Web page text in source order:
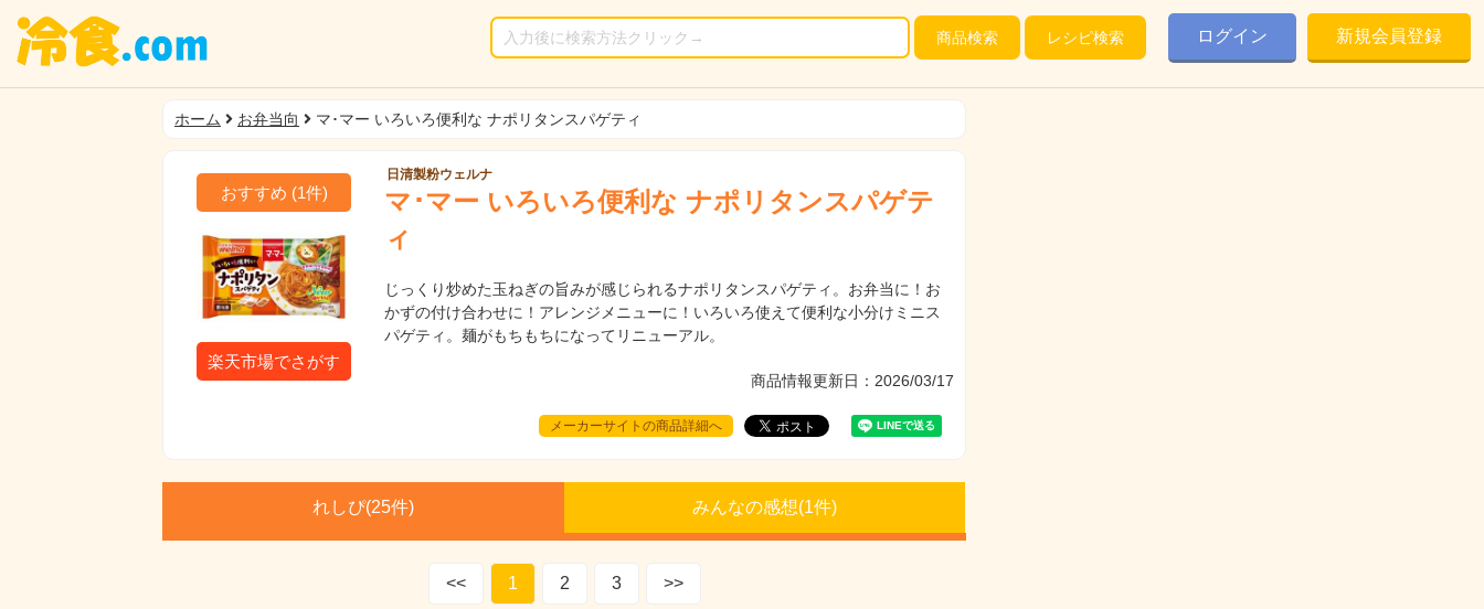
商品検索 レシピ検索 ログイン 新規会員登録
ホーム お弁当向 マ･マー いろいろ便利な ナポリタンスパゲティ
おすすめ (1件)
楽天市場でさがす
日清製粉ウェルナ
マ･マー いろいろ便利な ナポリタンスパゲテ
ィ
じっくり炒めた玉ねぎの旨みが感じられるナポリタンスパゲティ。お弁当に！お
かずの付け合わせに！アレンジメニューに！いろいろ使えて便利な小分けミニス
パゲティ。麺がもちもちになってリニューアル。
商品情報更新日：2026/03/17
メーカーサイトの商品詳細へ
れしぴ(25件) みんなの感想(1件)
<< 1 2 3 >>